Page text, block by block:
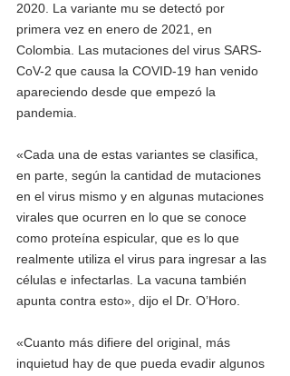
2020. La variante mu se detectó por
primera vez en enero de 2021, en
Colombia. Las mutaciones del virus SARS-
CoV-2 que causa la COVID-19 han venido
apareciendo desde que empezó la
pandemia.
«Cada una de estas variantes se clasifica,
en parte, según la cantidad de mutaciones
en el virus mismo y en algunas mutaciones
virales que ocurren en lo que se conoce
como proteína espicular, que es lo que
realmente utiliza el virus para ingresar a las
células e infectarlas. La vacuna también
apunta contra esto», dijo el Dr. O’Horo.
«Cuanto más difiere del original, más
inquietud hay de que pueda evadir algunos